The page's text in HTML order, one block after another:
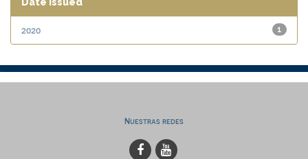
1
2020
Nuestras redes